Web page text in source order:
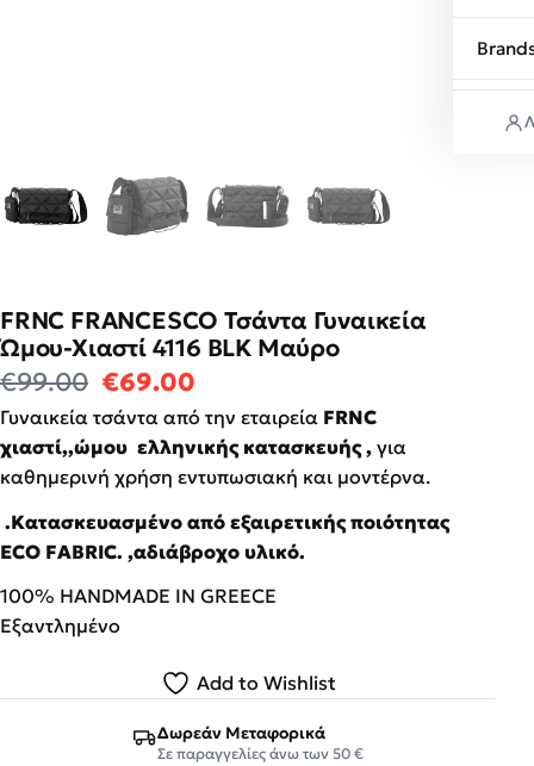
FRNC FRANCESCO Τσάντα Γυναικεία
Ώμου-Χιαστί 4116 BLK Μαύρο
€99.00 Original price was: €99.00.
€69.00
Γυναικεία τσάντα από την εταιρεία FRNC
χιαστί,,ώμου ελληνικής κατασκευής , για
καθημερινή χρήση εντυπωσιακή και μοντέρνα.
.Κατασκευασμένο από εξαιρετικής ποιότητας
ECO FABRIC. ,αδιάβροχο υλικό.
100% HANDMADE IN GREECE
Εξαντλημένο
Add to Wishlist
Δωρεάν Μεταφορικά
Σε παραγγελίες άνω των 50 €